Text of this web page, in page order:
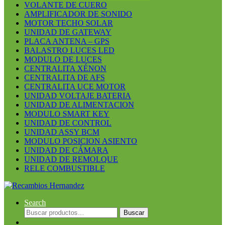
VOLANTE DE CUERO
AMPLIFICADOR DE SONIDO
MOTOR TECHO SOLAR
UNIDAD DE GATEWAY
PLACA ANTENA – GPS
BALASTRO LUCES LED
MODULO DE LUCES
CENTRALITA XÉNON
CENTRALITA DE AFS
CENTRALITA UCE MOTOR
UNIDAD VOLTAJE BATERIA
UNIDAD DE ALIMENTACION
MODULO SMART KEY
UNIDAD DE CONTROL
UNIDAD ASSY BCM
MODULO POSICION ASIENTO
UNIDAD DE CÁMARA
UNIDAD DE REMOLQUE
RELE COMBUSTIBLE
Search
Buscar
por:
Buscar